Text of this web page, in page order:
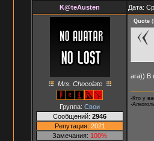
K@teAusten Дата:
Mrs. Chocolate
Группа: Свои
Сообщений: 2946
Репутация: 2021
Замечания: 100%
Quote (
ага)) В
-Кто у
-